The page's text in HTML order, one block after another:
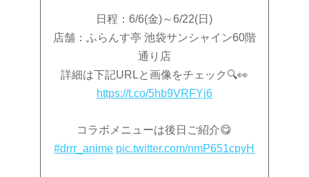
日程：6/6(金)～6/22(日)
店舗：ふらんす亭 池袋サンシャイン60階
通り店
詳細は下記URLと画像をチェック🔍👀
https://t.co/5hb9VRFYj6
コラボメニューは後日ご紹介😋
#drrr_anime pic.twitter.com/nmP651cpyH